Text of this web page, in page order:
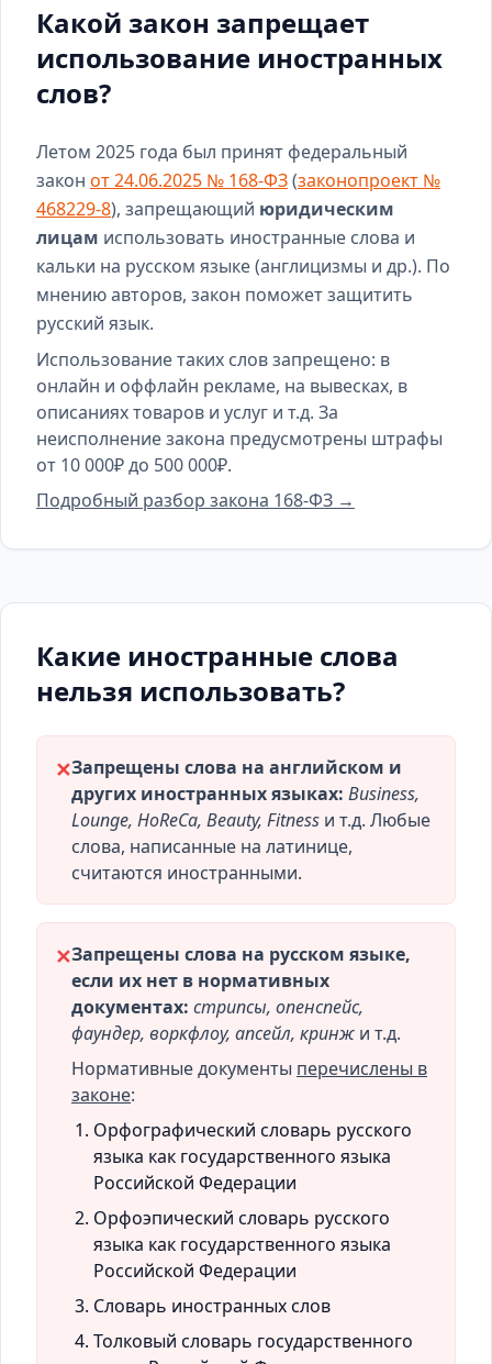
Какой закон запрещает
использование иностранных
слов?
Летом 2025 года был принят федеральный
закон от 24.06.2025 № 168-ФЗ(законопроект №
468229-8), запрещающий юридическим
лицам использовать иностранные слова и
кальки на русском языке (англицизмы и др.). По
мнению авторов, закон поможет защитить
русский язык.
Использование таких слов запрещено: в
онлайн и оффлайн рекламе, на вывесках, в
описаниях товаров и услуг и т.д. За
неисполнение закона предусмотрены штрафы
от 10 000₽ до 500 000₽.
Подробный разбор закона 168-ФЗ →
Какие иностранные слова
нельзя использовать?
✕Запрещены слова на английском и
других иностранных языках: Business,
Lounge, HoReCa, Beauty, Fitness и т.д. Любые
слова, написанные на латинице,
считаются иностранными.
✕Запрещены слова на русском языке,
если их нет в нормативных
документах: стрипсы, опенспейс,
фаундер, воркфлоу, апсейл, кринж и т.д.
Нормативные документы перечислены в
законе:
Орфографический словарь русского
языка как государственного языка
Российской Федерации
Орфоэпический словарь русского
языка как государственного языка
Российской Федерации
Словарь иностранных слов
Толковый словарь государственного